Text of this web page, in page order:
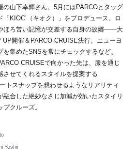
の山下幸輝さん。5月にはPARCOとタッグ
KIOC’（キオク）」をプロデュース。ロ
ほろ苦い記憶が交差する自身の故郷――大
開催＆PARCO CRUISE決行。ニューヨ
集めたSNSを常にチェックするなど、
CRUISEで向かった先は、服を通じ
させてくれるスタイルを提案する
トスナップを想わせるようなリアリティ
融合した絶妙なさじ加減が効いたスタイリ
クルーズ。
Yoshii